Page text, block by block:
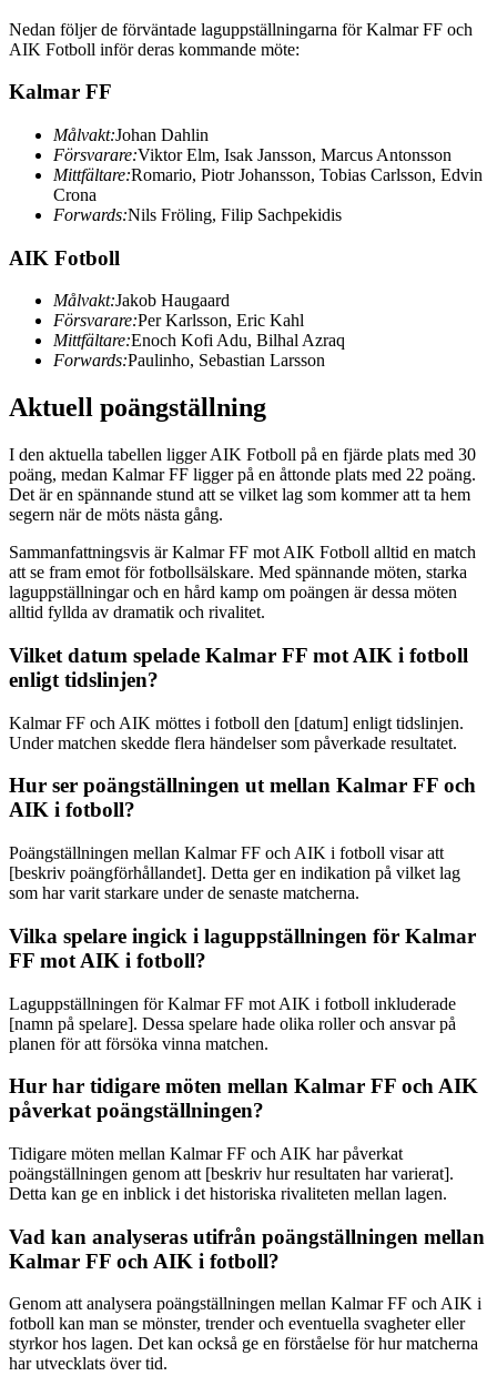
Nedan följer de förväntade laguppställningarna för Kalmar FF och
AIK Fotboll inför deras kommande möte:
Kalmar FF
Målvakt:Johan Dahlin
Försvarare:Viktor Elm, Isak Jansson, Marcus Antonsson
Mittfältare:Romario, Piotr Johansson, Tobias Carlsson, Edvin
Crona
Forwards:Nils Fröling, Filip Sachpekidis
AIK Fotboll
Målvakt:Jakob Haugaard
Försvarare:Per Karlsson, Eric Kahl
Mittfältare:Enoch Kofi Adu, Bilhal Azraq
Forwards:Paulinho, Sebastian Larsson
Aktuell poängställning
I den aktuella tabellen ligger AIK Fotboll på en fjärde plats med 30
poäng, medan Kalmar FF ligger på en åttonde plats med 22 poäng.
Det är en spännande stund att se vilket lag som kommer att ta hem
segern när de möts nästa gång.
Sammanfattningsvis är Kalmar FF mot AIK Fotboll alltid en match
att se fram emot för fotbollsälskare. Med spännande möten, starka
laguppställningar och en hård kamp om poängen är dessa möten
alltid fyllda av dramatik och rivalitet.
Vilket datum spelade Kalmar FF mot AIK i fotboll
enligt tidslinjen?
Kalmar FF och AIK möttes i fotboll den [datum] enligt tidslinjen.
Under matchen skedde flera händelser som påverkade resultatet.
Hur ser poängställningen ut mellan Kalmar FF och
AIK i fotboll?
Poängställningen mellan Kalmar FF och AIK i fotboll visar att
[beskriv poängförhållandet]. Detta ger en indikation på vilket lag
som har varit starkare under de senaste matcherna.
Vilka spelare ingick i laguppställningen för Kalmar
FF mot AIK i fotboll?
Laguppställningen för Kalmar FF mot AIK i fotboll inkluderade
[namn på spelare]. Dessa spelare hade olika roller och ansvar på
planen för att försöka vinna matchen.
Hur har tidigare möten mellan Kalmar FF och AIK
påverkat poängställningen?
Tidigare möten mellan Kalmar FF och AIK har påverkat
poängställningen genom att [beskriv hur resultaten har varierat].
Detta kan ge en inblick i det historiska rivaliteten mellan lagen.
Vad kan analyseras utifrån poängställningen mellan
Kalmar FF och AIK i fotboll?
Genom att analysera poängställningen mellan Kalmar FF och AIK i
fotboll kan man se mönster, trender och eventuella svagheter eller
styrkor hos lagen. Det kan också ge en förståelse för hur matcherna
har utvecklats över tid.